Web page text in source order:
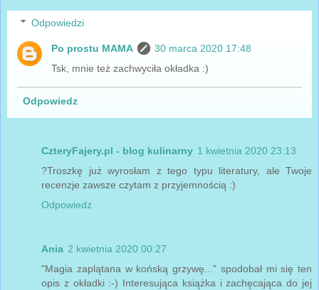
Odpowiedzi
Po prostu MAMA
30 marca 2020 17:48
Tsk, mnie też zachwyciła okładka :)
Odpowiedz
CzteryFajery.pl - blog kulinarny 1 kwietnia 2020 23:13
?Troszkę już wyrosłam z tego typu literatury, ale Twoje
recenzje zawsze czytam z przyjemnością :)
Odpowiedz
Ania 2 kwietnia 2020 00:27
"Magia zaplątana w końską grzywę..." spodobał mi się ten
opis z okładki :-) Interesująca książka i zachęcająca do jej